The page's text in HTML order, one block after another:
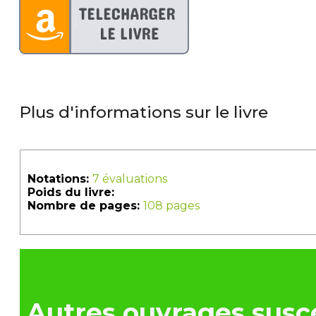
Plus d'informations sur le livre
Notations: 7 évaluations
Poids du livre:
Nombre de pages: 108 pages